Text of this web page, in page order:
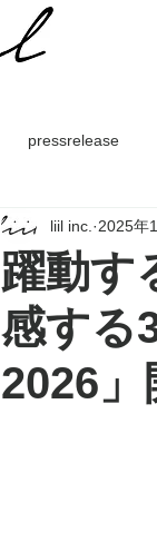
pressrelease
躍動す
感する
2026」
liil inc. 2025年